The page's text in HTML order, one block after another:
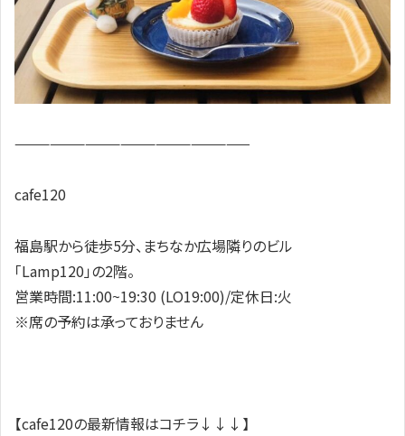
————————————————————
cafe120
福島駅から徒歩5分、まちなか広場隣りのビル
「Lamp120」の2階。
営業時間:11:00~19:30 (LO19:00)/定休日:火
※席の予約は承っておりません
【cafe120の最新情報はコチラ↓↓↓】